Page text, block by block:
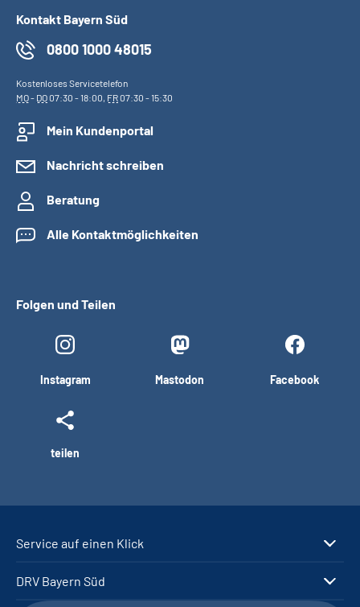
Kontakt Bayern Süd
0800 1000 48015
Kostenloses Servicetelefon
MO- DO07:30 - 18:00, FR07:30 - 15:30
Mein Kundenportal
Nachricht schreiben
Beratung
Alle Kontaktmöglichkeiten
Folgen und Teilen
Instagram Mastodon Facebook
teilen
Service auf einen Klick
DRV Bayern Süd